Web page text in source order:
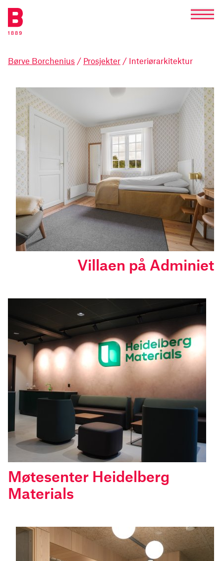
Børve Borchenius / Prosjekter / Interiørarkitektur
Villaen på Adminiet
Møtesenter Heidelberg
Materials